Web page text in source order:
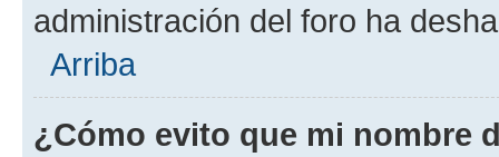
administración del foro ha
Arriba
¿Cómo evito que mi nombre